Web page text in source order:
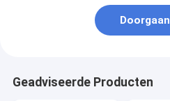
Doorgaan
Geadviseerde Producten